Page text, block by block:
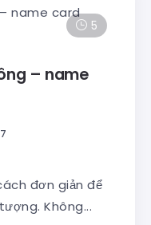
5
– name
đơn giản để
Không...